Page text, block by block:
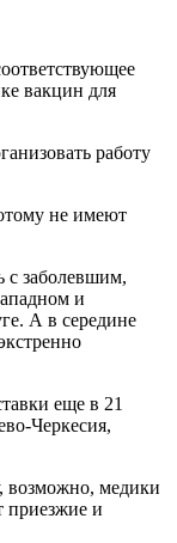
вакцин для
работу
не имеют
с заболевшим,
и
А в середине
еще в 21
Черкесия,
возможно, медики
приезжие и